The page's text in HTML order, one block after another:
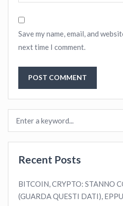
Save my name, email, and
next time I comment.
Recent Posts
BITCOIN, CRYPTO: STANNO
(GUARDA QUESTI DATI),